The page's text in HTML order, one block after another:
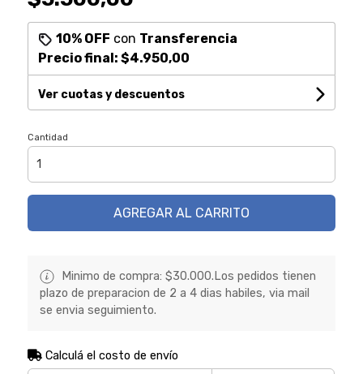
10% OFF con Transferencia
Precio final: $4.950,00
Ver cuotas y descuentos
Cantidad
AGREGAR AL CARRITO
Minimo de compra: $30.000.Los pedidos tienen
plazo de preparacion de 2 a 4 dias habiles, via mail
se envia seguimiento.
Calculá el costo de envío